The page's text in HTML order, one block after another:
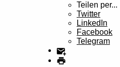
Teilen per...
Twitter
LinkedIn
Facebook
Telegram